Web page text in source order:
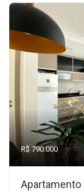
R$ 790.000
Apartamento